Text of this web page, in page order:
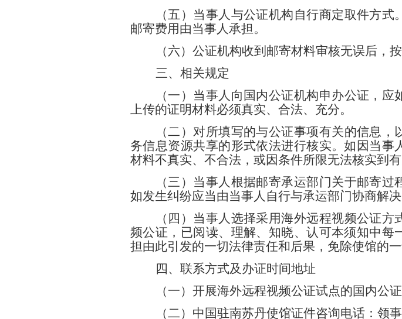
（五）当事人与公证机构自行商定取件方
邮寄费用由当事人承担。
（六）公证机构收到邮寄材料审核无误后，
三、相关规定
（一）当事人向国内公证机构申办公证，
上传的证明材料必须真实、合法、充分。
（二）对所填写的与公证事项有关的信息
务信息资源共享的形式依法进行核实。如因当
材料不真实、不合法，或因条件所限无法核实到
（三）当事人根据邮寄承运部门关于邮寄
如发生纠纷应当由当事人自行与承运部门协商解决
（四）当事人选择采用海外远程视频公证
频公证，已阅读、理解、知晓、认可本须知中
担由此引发的一切法律责任和后果，免除使馆的一
四、联系方式及办证时间地址
（一）开展海外远程视频公证试点的国内公
（二）中国驻南苏丹使馆证件咨询电话：领